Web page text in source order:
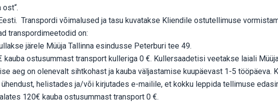
Transpordi võimalused ja tasu kuvatakse Kliendile ostutellimuse
transpordimeetodid on:
järele Müüja Tallinna esindusse Peterburi tee 49.
kauba ostusummast transport kulleriga 0 €. Kullersaadetisi veetakse laiali
aeg on olenevalt sihtkohast ja kauba väljastamise kuupäevast 1-5 tööpäeva.
helistades ja/või kirjutades e-mailile, et kokku leppida tellimuse
120€ kauba ostusummast transport 0 €.